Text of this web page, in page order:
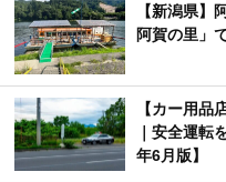
【新潟県】
阿賀の里」
【カー用品
｜安全運転
年6月版】